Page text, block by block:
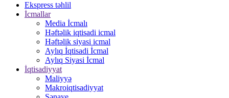
Ekspress təhlil
İcmallar
Media İcmalı
Həftəlik iqtisadi icmal
Həftəlik siyasi icmal
Aylıq İqtisadi İcmal
Aylıq Siyasi İcmal
İqtisadiyyat
Maliyyə
Makroiqtisadiyyat